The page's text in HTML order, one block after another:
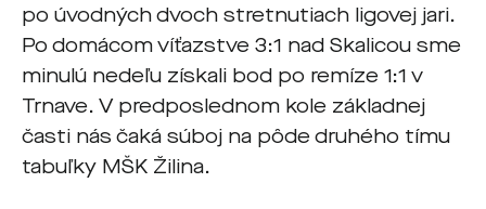
po úvodných dvoch stretnutiach ligovej jari.
Po domácom víťazstve 3:1 nad Skalicou sme
minulú nedeľu získali bod po remíze 1:1 v
Trnave. V predposlednom kole základnej
časti nás čaká súboj na pôde druhého tímu
tabuľky MŠK Žilina.